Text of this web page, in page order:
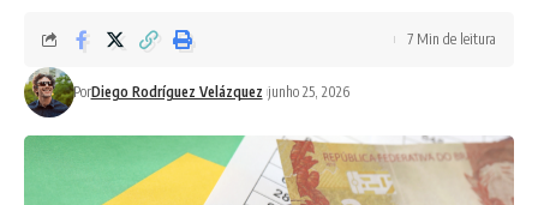
PorDiego Rodríguez Velázquez junho 25, 2026
7 Min de leitura